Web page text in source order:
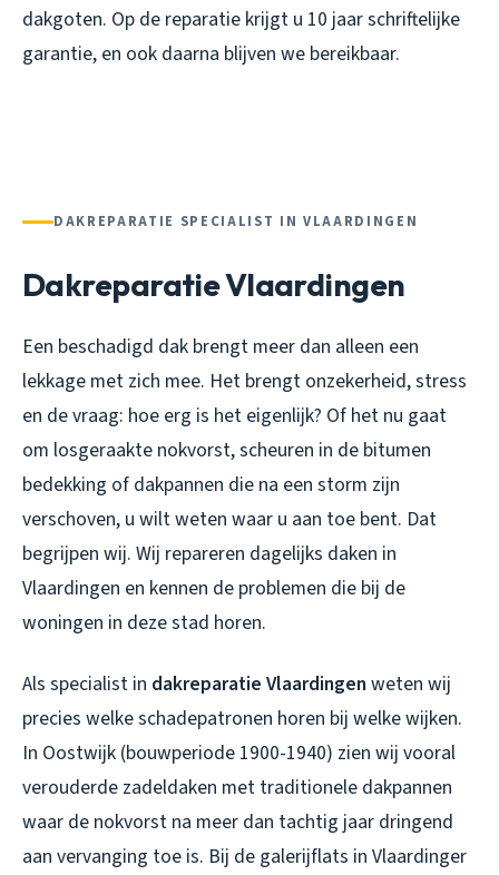
dakgoten. Op de reparatie krijgt u 10 jaar schriftelijke
garantie, en ook daarna blijven we bereikbaar.
DAKREPARATIE SPECIALIST IN VLAARDINGEN
Dakreparatie Vlaardingen
Een beschadigd dak brengt meer dan alleen een
lekkage met zich mee. Het brengt onzekerheid, stress
en de vraag: hoe erg is het eigenlijk? Of het nu gaat
om losgeraakte nokvorst, scheuren in de bitumen
bedekking of dakpannen die na een storm zijn
verschoven, u wilt weten waar u aan toe bent. Dat
begrijpen wij. Wij repareren dagelijks daken in
Vlaardingen en kennen de problemen die bij de
woningen in deze stad horen.
Als specialist in dakreparatie Vlaardingen weten wij
precies welke schadepatronen horen bij welke wijken.
In Oostwijk (bouwperiode 1900-1940) zien wij vooral
verouderde zadeldaken met traditionele dakpannen
waar de nokvorst na meer dan tachtig jaar dringend
aan vervanging toe is. Bij de galerijflats in Vlaardinger